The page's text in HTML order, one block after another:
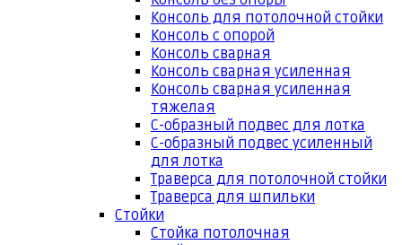
Консоль для потолочной стойки
Консоль с опорой
Консоль сварная
Консоль сварная усиленная
Консоль сварная усиленная
тяжелая
С-образный подвес для лотка
С-образный подвес усиленный
для лотка
Траверса для потолочной стойки
Траверса для шпильки
Стойки
Стойка потолочная